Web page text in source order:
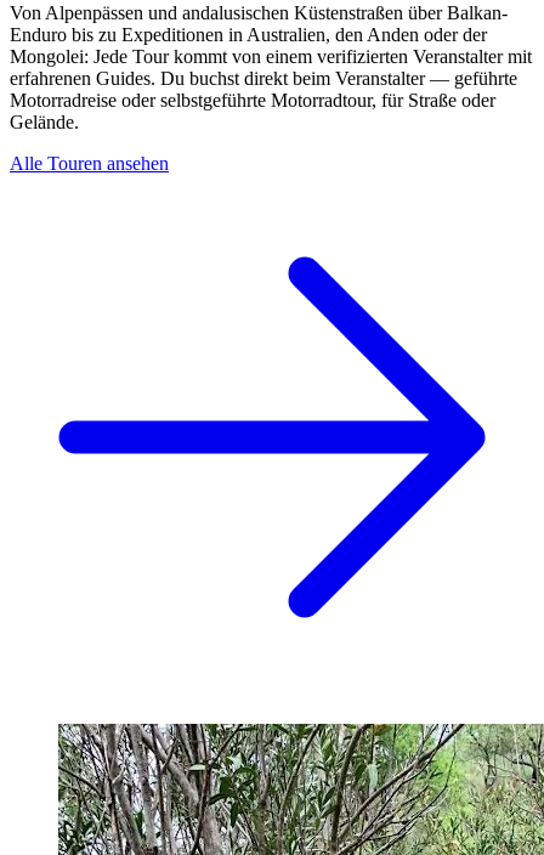
Von Alpenpässen und andalusischen Küstenstraßen über Balkan-
Enduro bis zu Expeditionen in Australien, den Anden oder der
Mongolei: Jede Tour kommt von einem verifizierten Veranstalter mit
erfahrenen Guides. Du buchst direkt beim Veranstalter — geführte
Motorradreise oder selbstgeführte Motorradtour, für Straße oder
Gelände.
Alle Touren ansehen